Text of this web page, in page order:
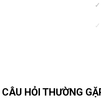
✓
✓
CÂU HỎI THƯỜNG